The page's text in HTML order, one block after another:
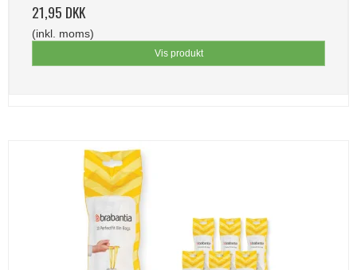
21,95 DKK
(inkl. moms)
Vis produkt